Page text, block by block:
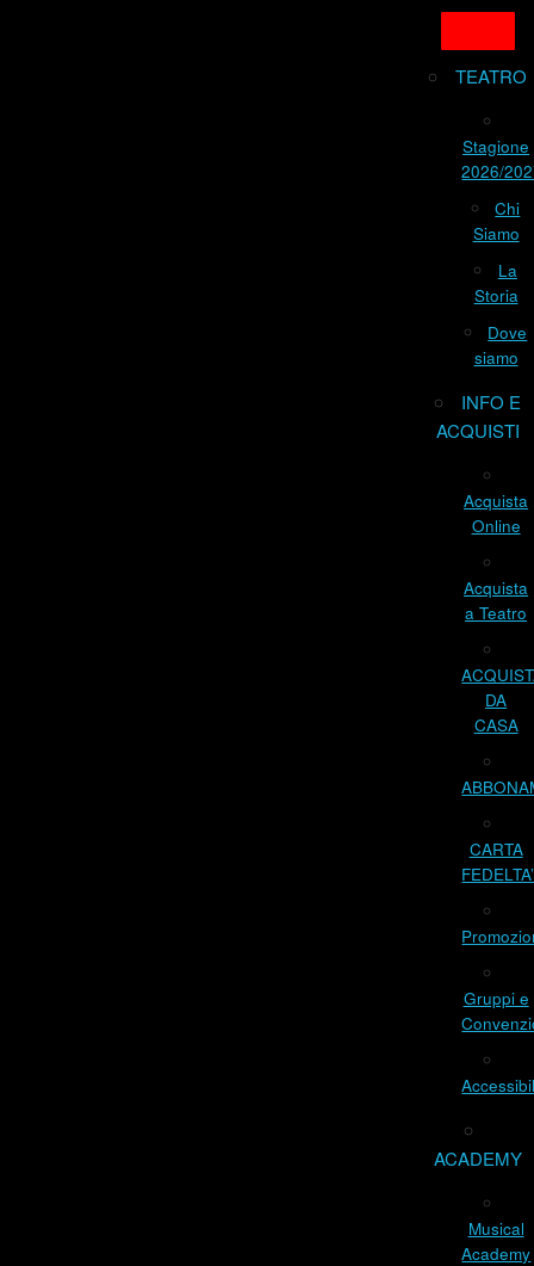
TEATRO
Stagione
2026/
Chi
Siamo
La
Storia
Dove
siamo
INFO E
ACQUISTI
Acquista
Online
Acquista
a Teatro
DA
CASA
CARTA
FEDELTA’
Gruppi e
ACADEMY
Musical
Academy